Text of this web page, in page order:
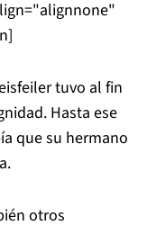
tuvo al fin
Hasta ese
que su hermano
otros